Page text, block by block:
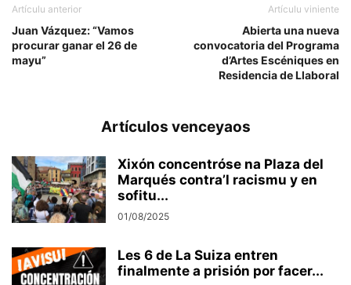
Artículu anterior
Juan Vázquez: “Vamos
procurar ganar el 26 de
mayu”
Artículu viniente
Abierta una nueva
convocatoria del Programa
d’Artes Escéniques en
Residencia de Llaboral
Artículos venceyaos
Xixón concentróse na Plaza del
Marqués contra’l racismu y en
sofitu...
01/08/2025
Les 6 de La Suiza entren
finalmente a prisión por facer...